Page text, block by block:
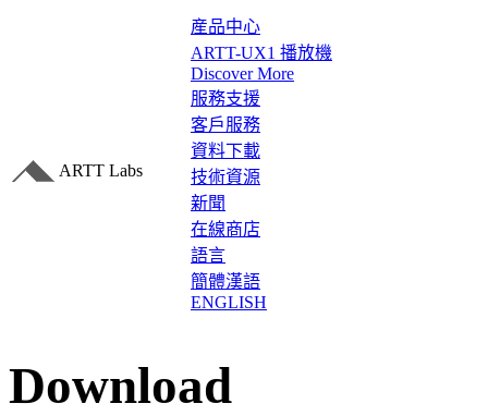
ARTT Labs
産品中心
ARTT-UX1 播放機
Discover More
服務支援
客戶服務
資料下載
技術資源
新聞
在線商店
語言
簡體漢語
ENGLISH
Download